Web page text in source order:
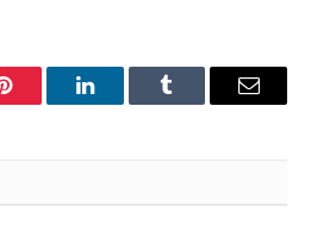
Pinterest LinkedInTumblr Email